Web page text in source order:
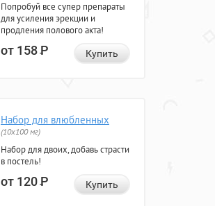
Попробуй все супер препараты
для усиления эрекции и
продления полового акта!
от 158Р Купить
Набор для влюбленных
(10х100 мг)
Набор для двоих, добавь страсти
в постель!
от 120Р Купить